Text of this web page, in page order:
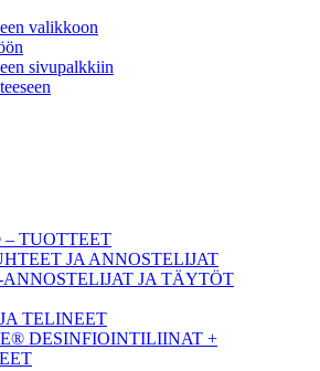
valikkoon
sivupalkkiin
TUOTTEET
JA ANNOSTELIJAT
ANNOSTELIJAT JA TÄYTÖT
TELINEET
DESINFIOINTILIINAT +